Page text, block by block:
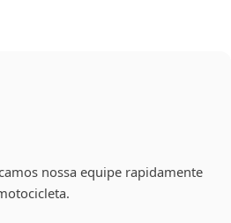
nossa equipe rapidamente